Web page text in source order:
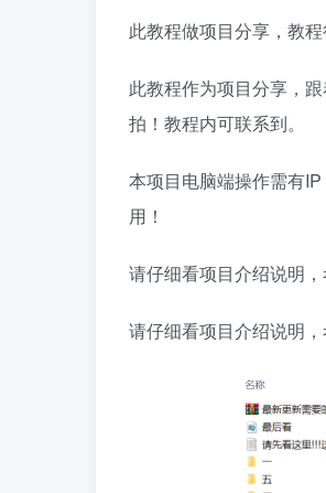
此教程做项目分享，教
此教程作为项目分享，
拍！教程内可联系到。
本项目电脑端操作需有
用！
请仔细看项目介绍说明
请仔细看项目介绍说明